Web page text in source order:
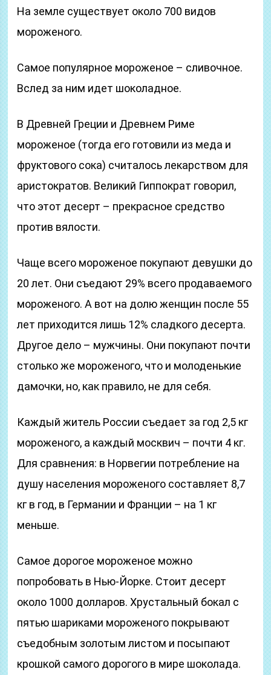
На земле существует около 700 видов
мороженого.
Самое популярное мороженое – сливочное.
Вслед за ним идет шоколадное.
В Древней Греции и Древнем Риме
мороженое (тогда его готовили из меда и
фруктового сока) считалось лекарством для
аристократов. Великий Гиппократ говорил,
что этот десерт – прекрасное средство
против вялости.
Чаще всего мороженое покупают девушки до
20 лет. Они съедают 29% всего продаваемого
мороженого. А вот на долю женщин после 55
лет приходится лишь 12% сладкого десерта.
Другое дело – мужчины. Они покупают почти
столько же мороженого, что и молоденькие
дамочки, но, как правило, не для себя.
Каждый житель России съедает за год 2,5 кг
мороженого, а каждый москвич – почти 4 кг.
Для сравнения: в Норвегии потребление на
душу населения мороженого составляет 8,7
кг в год, в Германии и Франции – на 1 кг
меньше.
Самое дорогое мороженое можно
попробовать в Нью-Йорке. Стоит десерт
около 1000 долларов. Хрустальный бокал с
пятью шариками мороженого покрывают
съедобным золотым листом и посыпают
крошкой самого дорогого в мире шоколада.